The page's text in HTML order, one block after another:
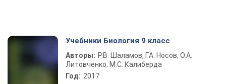
Учебники Биология 9 класс
Авторы: Р.В. Шаламов, Г.А. Носов, О.А.
Литовченко, М.С. Калиберда
Год: 2017